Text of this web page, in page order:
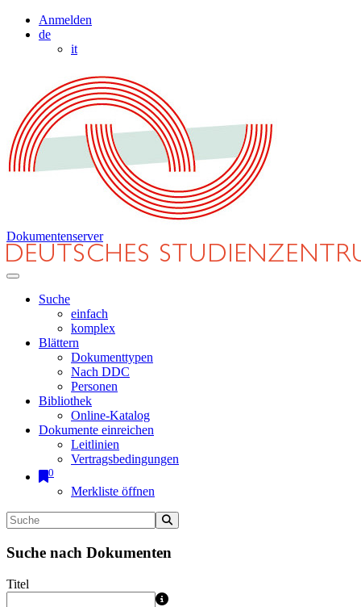
Anmelden
de
it
Dokumentenserver
Suche
einfach
komplex
Blättern
Dokumenttypen
Nach DDC
Personen
Bibliothek
Online-Katalog
Dokumente einreichen
Leitlinien
Vertragsbedingungen
0
Merkliste öffnen
Suche nach Dokumenten
Titel